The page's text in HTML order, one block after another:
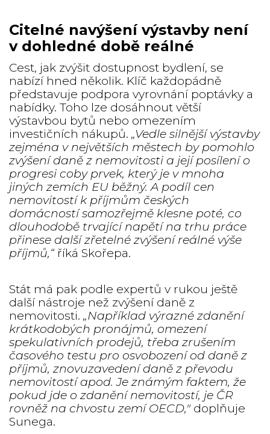
Citelné navýšení výstavby není
v dohledné době reálné
Cest, jak zvýšit dostupnost bydlení, se
nabízí hned několik. Klíč každopádně
představuje podpora vyrovnání poptávky a
nabídky. Toho lze dosáhnout větší
výstavbou bytů nebo omezením
investičních nákupů.„Vedle silnější výstavby
zejména v největších městech by pomohlo
zvýšení daně z nemovitosti a její posílení o
progresi coby prvek, který je v mnoha
jiných zemích EU běžný. A podíl cen
nemovitostí k příjmům českých
domácností samozřejmě klesne poté, co
dlouhodobě trvající napětí na trhu práce
přinese další zřetelné zvýšení reálné výše
příjmů,“říká Skořepa.
Stát má pak podle expertů v rukou ještě
další nástroje než zvýšení daně z
nemovitosti.„Například výrazné zdanění
krátkodobých pronájmů, omezení
spekulativních prodejů, třeba zrušením
časového testu pro osvobození od daně z
příjmů, znovuzavedení daně z převodu
nemovitostí apod. Je známým faktem, že
pokud jde o zdanění nemovitostí, je ČR
rovněž na chvostu zemí OECD,″ doplňuje
Sunega.